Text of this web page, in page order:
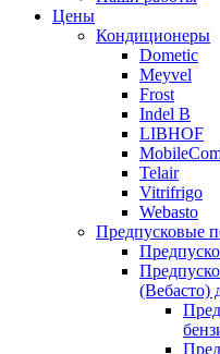
Цены
Кондиционеры
Dometic
Meyvel
Frost
Indel B
LIBHOF
Telair
Vitrifrigo
Webasto
Предпусковые
(Вебасто)